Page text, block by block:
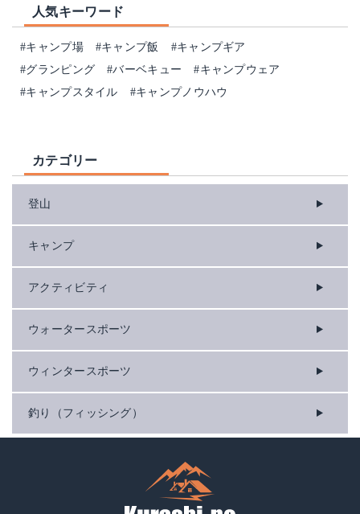
人気キーワード
#キャンプ場 #キャンプ飯
#キャンプギア
#グランピング
#バーベキュー
#キャンプウェア
#キャンプスタイル
#キャンプノウハウ
カテゴリー
登山
キャンプ
アクティビティ
ウォータースポーツ
ウィンタースポーツ
釣り（フィッシング）